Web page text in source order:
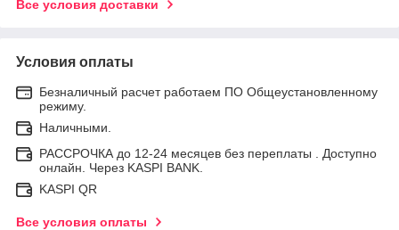
Все условия доставки
Условия оплаты
Безналичный расчет работаем ПО Общеустановленному
режиму.
Наличными.
РАССРОЧКА до 12-24 месяцев без переплаты . Доступно
онлайн. Через KASPI BANK.
KASPI QR
Все условия оплаты